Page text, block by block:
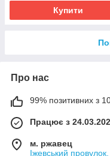
Купити
Про нас
99% позитивних з
Працює з
м. ржавец
Іжевський